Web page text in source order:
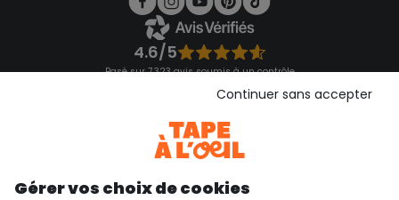
4.6/5
Basé sur 7 323 avis soumis à un contrôle
Consulter les CGU
Gérer vos choix de cookies
Continuer sans accepter